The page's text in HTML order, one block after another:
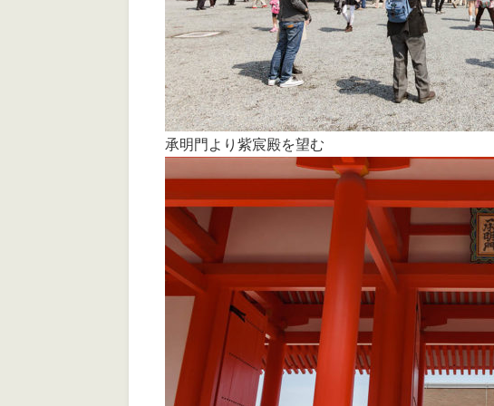
承明門より紫宸殿を望む